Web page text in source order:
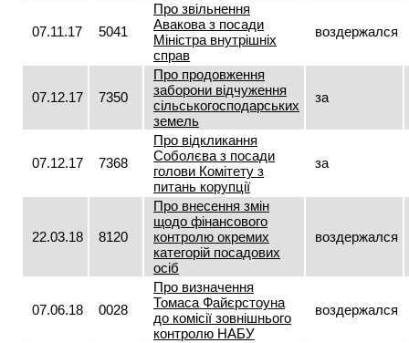
07.11.17 5041
Про звільнення
Авакова з посади
Міністра внутрішніх
справ
воздержался
07.12.17 7350
Про продовження
заборони відчуження
сільськогосподарських
земель
за
07.12.17 7368
Про відкликання
Соболєва з посади
голови Комітету з
питань корупції
за
22.03.18 8120
Про внесення змін
щодо фінансового
контролю окремих
категорій посадових
осіб
воздержался
07.06.18 0028
Про визначення
Томаса Файєрстоуна
до комісії зовнішнього
контролю НАБУ
воздержался